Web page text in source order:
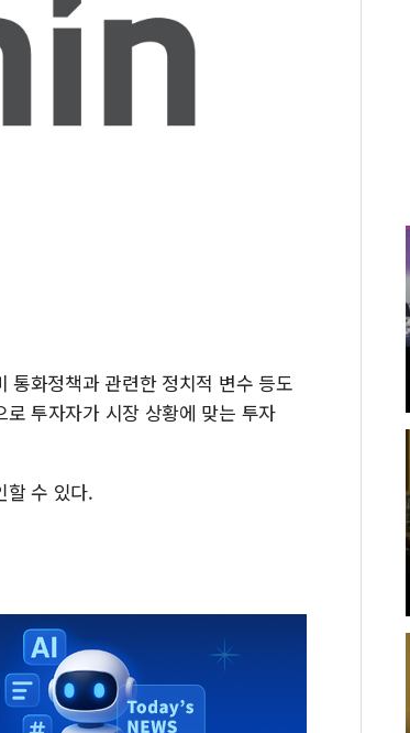
화정책과 관련한 정치적 변수 등도
투자자가 시장 상황에 맞는 투자
할 수 있다.